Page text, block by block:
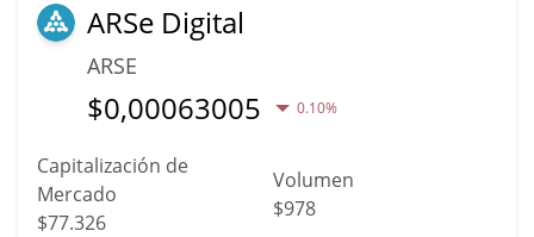
ARSe Digital
ARSE
$0,00063005 0.10%
Capitalización de
Mercado
$77.326
Volumen
$978